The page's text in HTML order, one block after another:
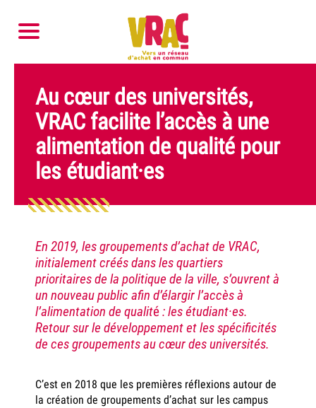
Au cœur des universités,
VRAC facilite l’accès à une
alimentation de qualité pour
les étudiant·es
En 2019, les groupements d’achat de VRAC,
initialement créés dans les quartiers
prioritaires de la politique de la ville, s’ouvrent à
un nouveau public afin d’élargir l’accès à
l’alimentation de qualité: les étudiant·es.
Retour sur le développement et les spécificités
de ces groupements au cœur des universités.
C’est en 2018 que les premières réflexions autour de
la création de groupements d’achat sur les campus